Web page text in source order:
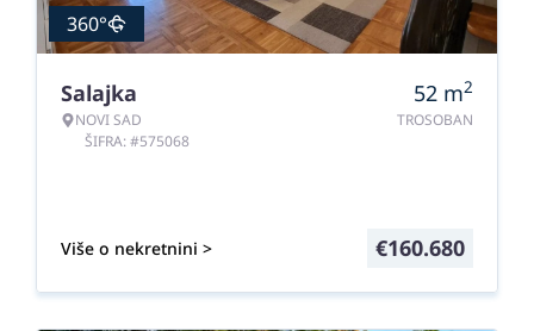
360°
Salajka
NOVI SAD
ŠIFRA: #575068
52 m2
TROSOBAN
Više o nekretnini > €160.680